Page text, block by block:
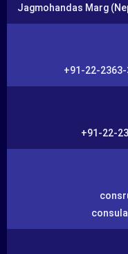
Jagmohandas Marg
+91-22-
+91-22-